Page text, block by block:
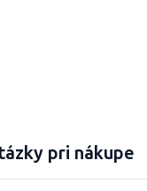
pri nákupe